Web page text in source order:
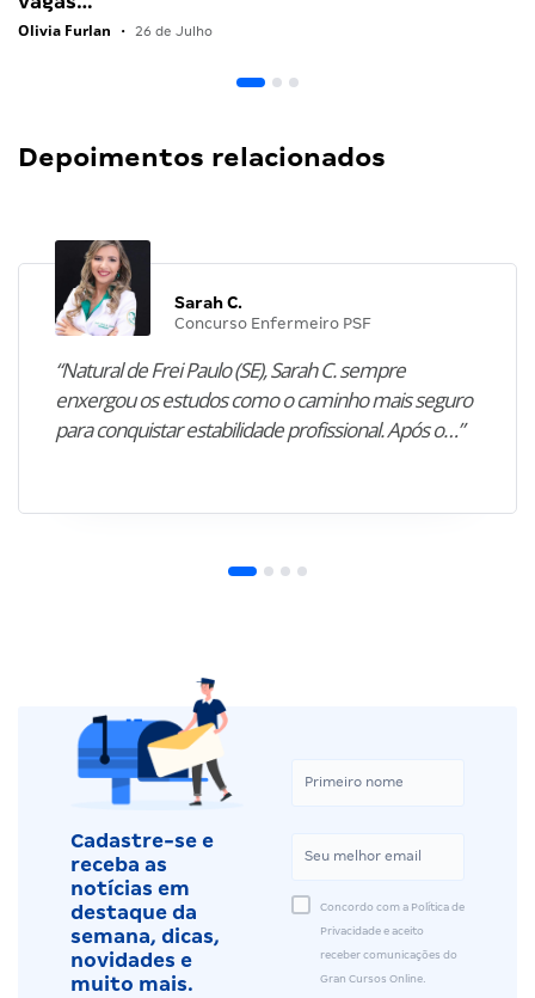
Olivia Furlan • 26 de Julho
Depoimentos relacionados
Sarah C.
Concurso Enfermeiro PSF
“Natural de Frei Paulo (SE), Sarah C. sempre
enxergou os estudos como o caminho mais seguro
para conquistar estabilidade profissional. Após o…”
Cadastre-se e
receba as
notícias em
destaque da
semana, dicas,
novidades e
muito mais.
Concordo com a Política de
Privacidade e aceito
receber comunicações do
Gran Cursos Online.